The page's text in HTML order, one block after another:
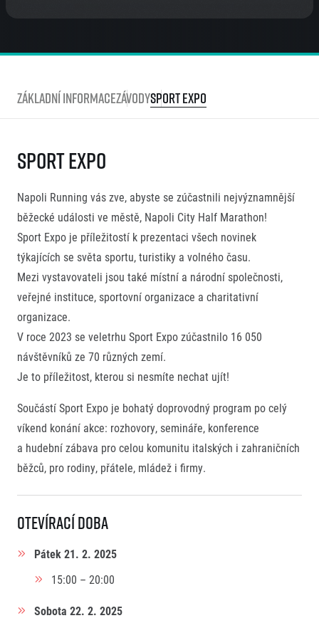
Základní informaceZávodySport Expo
Sport Expo
Napoli Running vás zve, abyste se zúčastnili nejvýznamnější
běžecké události ve městě, Napoli City Half Marathon!
Sport Expo je příležitostí k prezentaci všech novinek
týkajících se světa sportu, turistiky a volného času.
Mezi vystavovateli jsou také místní a národní společnosti,
veřejné instituce, sportovní organizace a charitativní
organizace.
V roce 2023 se veletrhu Sport Expo zúčastnilo 16 050
návštěvníků ze 70 různých zemí.
Je to příležitost, kterou si nesmíte nechat ujít!
Součástí Sport Expo je bohatý doprovodný program po celý
víkend konání akce: rozhovory, semináře, konference
a hudební zábava pro celou komunitu italských i zahraničních
běžců, pro rodiny, přátele, mládež i firmy.
Otevírací doba
Pátek 21. 2. 2025
15:00 – 20:00
Sobota 22. 2. 2025